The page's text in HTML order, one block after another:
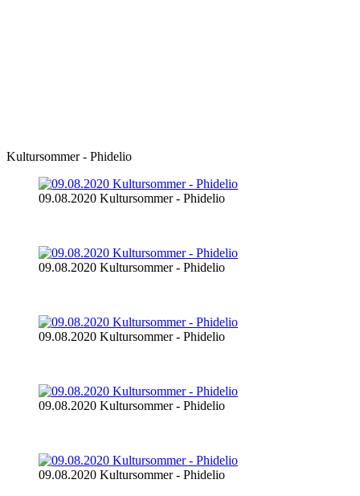
Kultursommer - Phidelio
09.08.2020 Kultursommer - Phidelio
09.08.2020 Kultursommer - Phidelio
09.08.2020 Kultursommer - Phidelio
09.08.2020 Kultursommer - Phidelio
09.08.2020 Kultursommer - Phidelio